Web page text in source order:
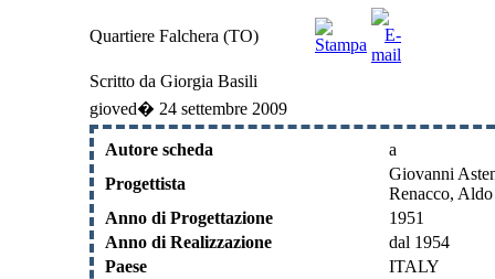
Quartiere Falchera (TO)
Scritto da Giorgia Basili
gioved� 24 settembre 2009
Autore scheda
a
Progettista
Giovanni
Renacco,
Anno di Progettazione
1951
Anno di Realizzazione
dal 1954
Paese
ITALY